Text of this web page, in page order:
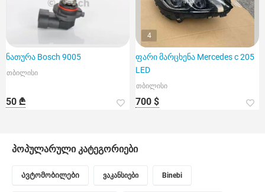
ნათურა Bosch 9005
თბილისი
50 ₾
4
ფარი მარცხენა Mercedes c 205
LED
თბილისი
700 $
პოპულარული კატეგორიები
Ავტომობილები ვაკანსიები Binebi